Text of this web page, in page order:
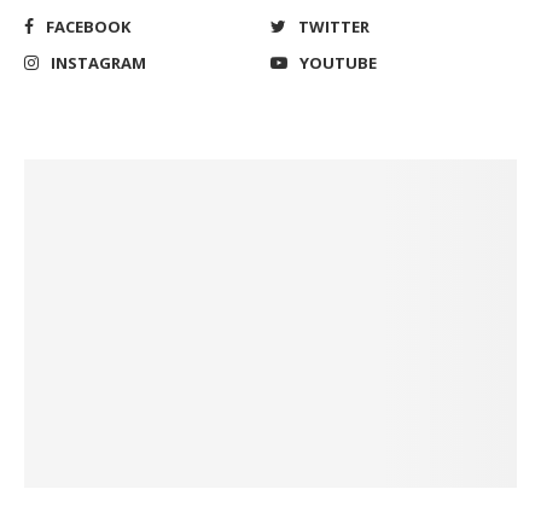
FACEBOOK
TWITTER
INSTAGRAM
YOUTUBE